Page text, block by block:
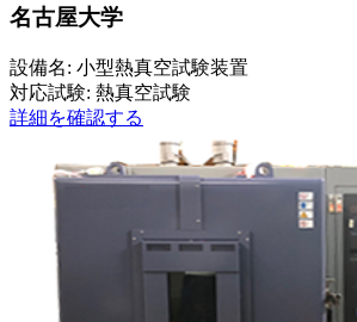
名古屋大学
設備名: 小型熱真空試験装置
対応試験: 熱真空試験
詳細を確認する